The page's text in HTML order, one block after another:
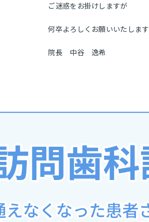
ご迷惑をお掛けしますが
何卒よろしくお願いいたします
院長 中谷 逸希